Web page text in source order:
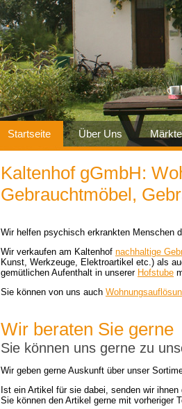
Startseite Über Uns Märkte
Kaltenhof gGmbH:
Gebrauchtmöbel,
Wir helfen psychisch erkrankten Menschen
Wir verkaufen am Kaltenhof nachhaltige
Kunst, Werkzeuge, Elektroartikel etc.) als
gemütlichen Aufenthalt in unserer Hofstube
Sie können von uns auch
Wir beraten Sie gerne
Sie können uns gerne zu
Wir geben gerne Auskunft über unser
Ist ein Artikel für sie dabei, senden wir ihnen
Sie können den Artikel gerne mit vorheriger